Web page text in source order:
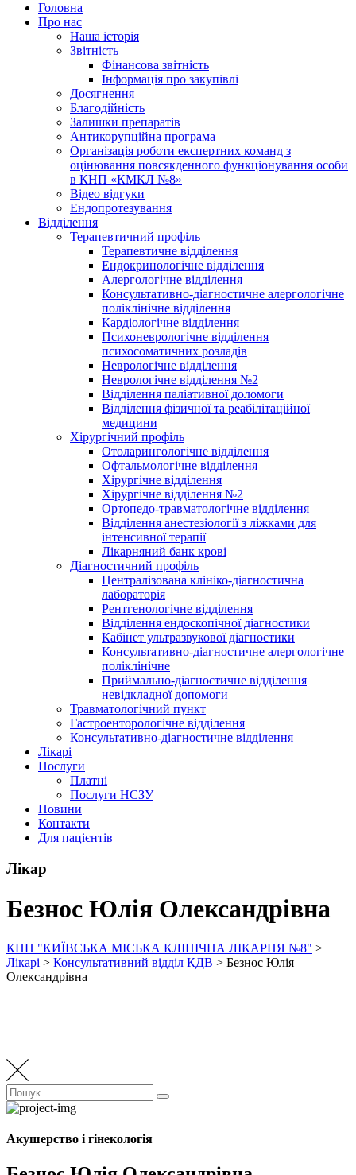
Головна
Про нас
Наша історія
Звітність
Фінансова звітність
Інформація про закупівлі
Досягнення
Благодійність
Залишки препаратів
Антикорупційна програма
Організація роботи експертних команд з
оцінювання повсякденного функціонування особи
в КНП «КМКЛ №8»
Відео відгуки
Ендопротезування
Відділення
Терапевтичний профіль
Терапевтичне відділення
Ендокринологічне відділення
Алергологічне відділення
Консультативно-діагностичне алергологічне
поліклінічне відділення
Кардіологічне відділення
Психоневрологічне відділення
психосоматичних розладів
Неврологічне відділення
Неврологічне відділення №2
Відділення паліативної доломоги
Відділення фізичної та реабілітаційної
медицини
Хірургічний профіль
Отоларингологічне відділення
Офтальмологічне відділення
Хірургічне відділення
Хірургічне відділення №2
Ортопедо-травматологічне відділення
Відділення анестезіології з ліжками для
інтенсивної терапії
Лікарняний банк крові
Діагностичний профіль
Централізована клініко-діагностична
лабораторія
Рентгенологічне відділення
Відділення ендоскопічної діагностики
Кабінет ультразвукової діагностики
Консультативно-діагностичне алергологічне
поліклінічне
Приймально-діагностичне відділення
невідкладної допомоги
Травматологічний пункт
Гастроенторологічне відділення
Консультативно-діагностичне відділення
Лікарі
Послуги
Платні
Послуги НСЗУ
Новини
Контакти
Для пацієнтів
Лікар
Безнос Юлія Олександрівна
КНП "КИЇВСЬКА МІСЬКА КЛІНІЧНА ЛІКАРНЯ №8" >
Лікарі > Консультативний відділ КДВ > Безнос Юлія
Олександрівна
Пошук:
Пошук
Акушерство і гінекологія